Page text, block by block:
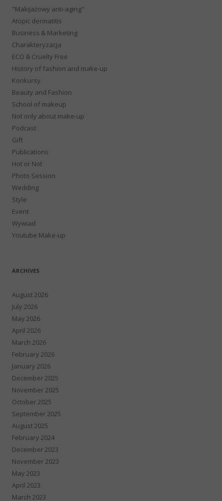
"Makijażowy anti-aging"
Atopic dermatitis
Business & Marketing
Charakteryzacja
ECO & Cruelty Free
History of fashion and make-up
Konkursy
Beauty and Fashion
School of makeup
Not only about make-up
Podcast
Gift
Publications
Hot or Not
Photo Session
Wedding
Style
Event
Wywiad
Youtube Make-up
ARCHIVES
August 2026
July 2026
May 2026
April 2026
March 2026
February 2026
January 2026
December 2025
November 2025
October 2025
September 2025
August 2025
February 2024
December 2023
November 2023
May 2023
April 2023
March 2023